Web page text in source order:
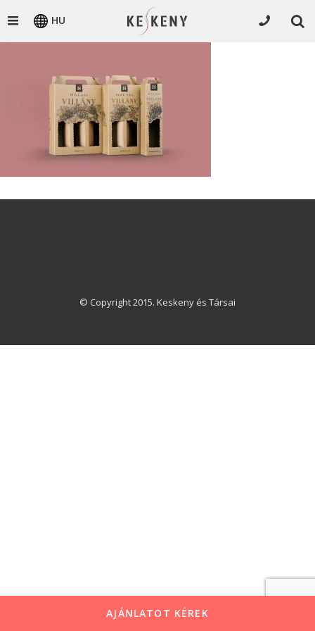
HU
© Copyright 2015. Keskeny és Társai
AJÁNLATOT KÉREK